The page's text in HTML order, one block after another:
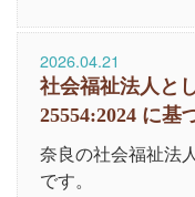
2026.04.21
社会福祉法人と
25554:2024 に基
奈良の社会福祉法
です。